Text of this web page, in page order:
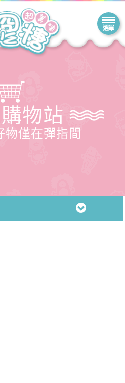
物站
物僅在彈指間